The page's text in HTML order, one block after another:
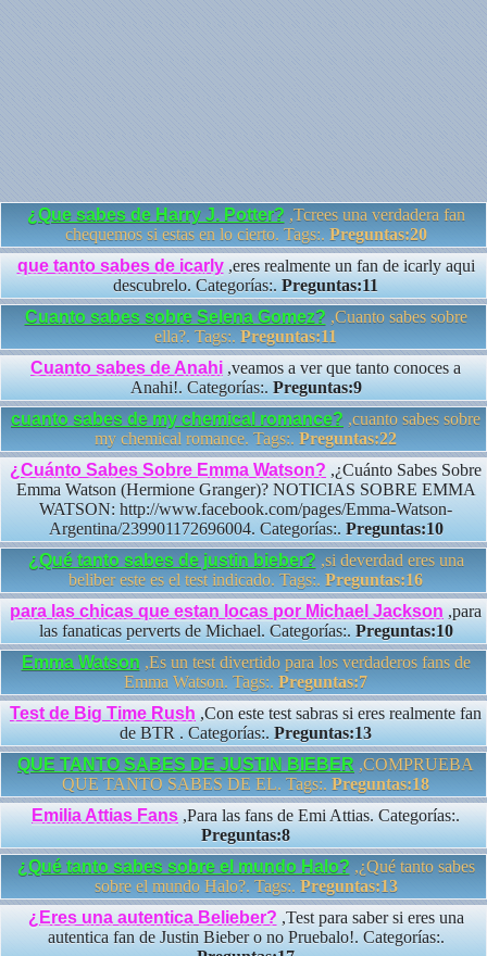
¿Que sabes de Harry J. Potter? ,Tcrees una verdadera fan
chequemos si estas en lo cierto. Tags:. Preguntas:20
que tanto sabes de icarly,eres realmente un fan de icarly aqui
descubrelo. Categorías:. Preguntas:11
Cuanto sabes sobre Selena Gomez? ,Cuanto sabes sobre
ella?. Tags:. Preguntas:11
Cuanto sabes de Anahi ,veamos a ver que tanto conoces a
Anahi!. Categorías:. Preguntas:9
cuanto sabes de my chemical romance? ,cuanto sabes sobre
my chemical romance. Tags:. Preguntas:22
¿Cuánto Sabes Sobre Emma Watson? ,¿Cuánto Sabes Sobre
Emma Watson (Hermione Granger)? NOTICIAS SOBRE EMMA
WATSON: http://www.facebook.com/pages/Emma-Watson-
Argentina/239901172696004. Categorías:. Preguntas:10
¿Qué tanto sabes de justin bieber? ,si deverdad eres una
beliber este es el test indicado. Tags:. Preguntas:16
para las chicas que estan locas por Michael Jackson,para
las fanaticas perverts de Michael. Categorías:. Preguntas:10
Emma Watson ,Es un test divertido para los verdaderos fans de
Emma Watson. Tags:. Preguntas:7
Test de Big Time Rush ,Con este test sabras si eres realmente fan
de BTR . Categorías:. Preguntas:13
QUE TANTO SABES DE JUSTIN BIEBER ,COMPRUEBA
QUE TANTO SABES DE EL. Tags:. Preguntas:18
Emilia Attias Fans ,Para las fans de Emi Attias. Categorías:.
Preguntas:8
¿Qué tanto sabes sobre el mundo Halo? ,¿Qué tanto sabes
sobre el mundo Halo?. Tags:. Preguntas:13
¿Eres una autentica Belieber? ,Test para saber si eres una
autentica fan de Justin Bieber o no Pruebalo!. Categorías:.